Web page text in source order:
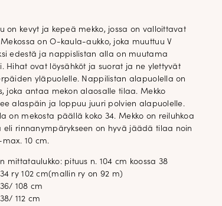
on kevyt ja kepeä mekko, jossa on valloittavat
on O-kaula-aukko, joka muuttuu V
edestä ja nappislistan alla on muutama
Hihat ovat löysähköt ja suorat ja ne ylettyvät
yläpuolelle. Nappilistan alapuolella on
joka antaa mekon alaosalle tilaa. Mekko
alaspäin ja loppuu juuri polvien alapuolelle.
on mekosta päällä koko 34. Mekko on reiluhkoa
eli rinnanympärykseen on hyvä jäädä tilaa noin
10 cm.
mittataulukko: pituus n. 104 cm koossa 38
34 ry 102 cm(mallin ry on 92 m)
108 cm
112 cm